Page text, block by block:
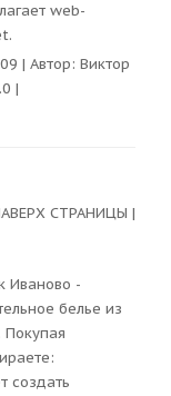
web-
| Автор: Виктор
|
СТРАНИЦЫ |
Иваново -
белье из
Покупая
создать